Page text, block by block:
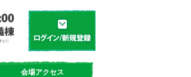
学都「仙台・宮城」サイエンスデイ
会場アクセス